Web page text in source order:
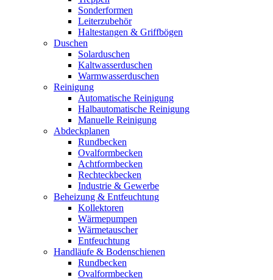
Sonderformen
Leiterzubehör
Haltestangen & Griffbögen
Duschen
Solarduschen
Kaltwasserduschen
Warmwasserduschen
Reinigung
Automatische Reinigung
Halbautomatische Reinigung
Manuelle Reinigung
Abdeckplanen
Rundbecken
Ovalformbecken
Achtformbecken
Rechteckbecken
Industrie & Gewerbe
Beheizung & Entfeuchtung
Kollektoren
Wärmepumpen
Wärmetauscher
Entfeuchtung
Handläufe & Bodenschienen
Rundbecken
Ovalformbecken